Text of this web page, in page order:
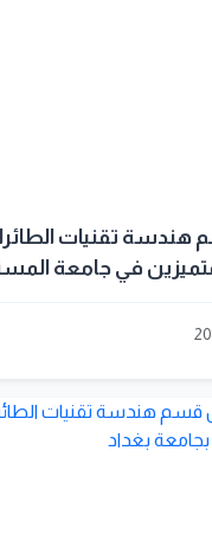
تقنيات
في جامعة